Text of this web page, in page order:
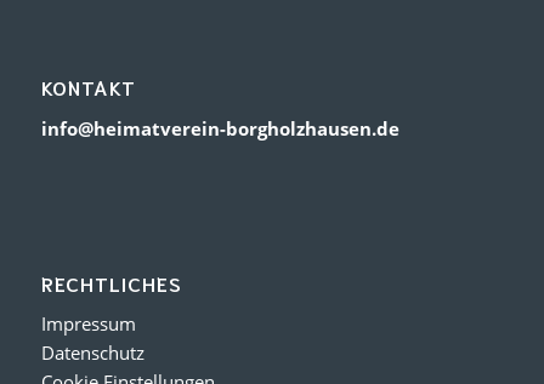
KONTAKT
info@heimatverein-borgholzhausen.de
RECHTLICHES
Impressum
Datenschutz